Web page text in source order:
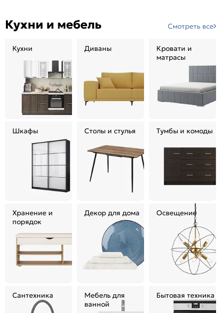
Кухни и мебель Смотреть все
Кухни Диваны
Кровати и
матрасы
Шкафы Столы и стулья Тумбы и комоды
Хранение и
порядок
Декор для дома Освещение
Сантехника
Мебель для
ванной
Бытовая техника